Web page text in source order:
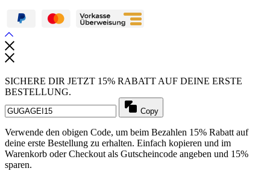
SICHERE DIR JETZT 15% RABATT AUF DEINE ERSTE
BESTELLUNG.
Copy
Verwende den obigen Code, um beim Bezahlen 15% Rabatt auf
deine erste Bestellung zu erhalten. Einfach kopieren und im
Warenkorb oder Checkout als Gutscheincode angeben und 15%
sparen.